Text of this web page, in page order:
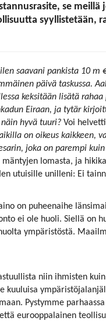
se
syyllistetään,
saavani pankista 10 m
päivä taskussa.
keksitään lisätä
Eiraan, ja tytär
hyvä tuuri? Voi
on oikeus kaikkeen,
joka on parempi
lomasta, ja
utuisille unilleni: Ei
on puheenaihe
ei ole huoli. Siellä on
ympäristöstä.
niin ihmisten
kuuluisa
Pystymme
eurooppalainen